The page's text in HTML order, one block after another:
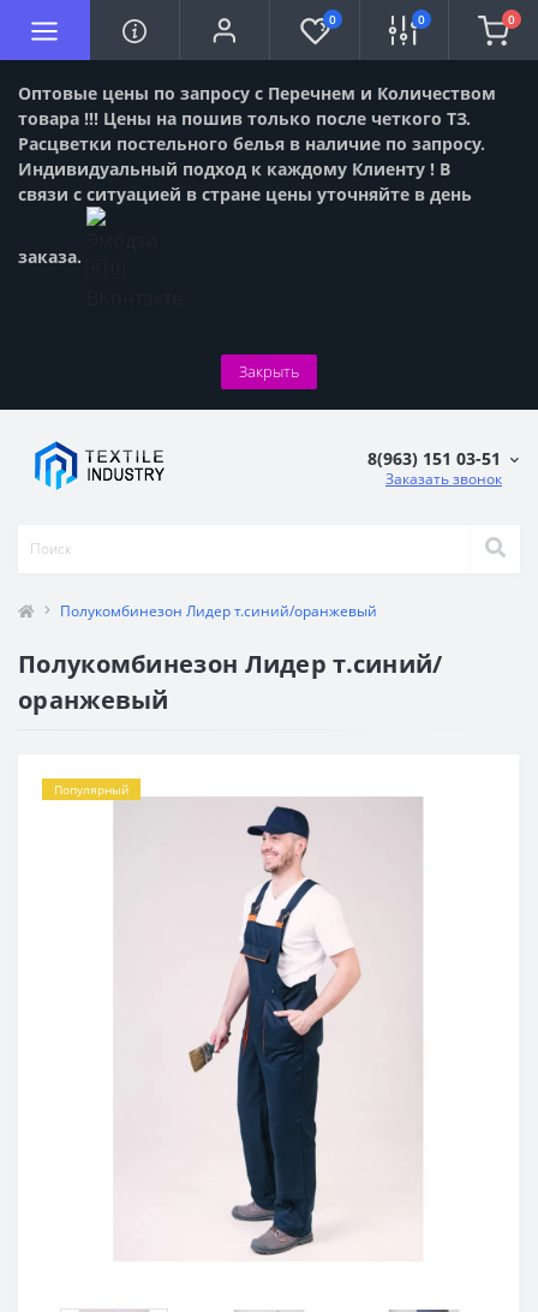
Оптовые цены по запросу с Перечнем и Количеством
товара !!! Цены на пошив только после четкого ТЗ.
Расцветки постельного белья в наличие по запросу.
Индивидуальный подход к каждому Клиенту ! В
связи с ситуацией в стране цены уточняйте в день
заказа.
Закрыть
0 0 0
8(963) 151 03-51
Заказать звонок
Полукомбинезон Лидер т.синий/оранжевый
Полукомбинезон Лидер т.синий/
оранжевый
Популярный